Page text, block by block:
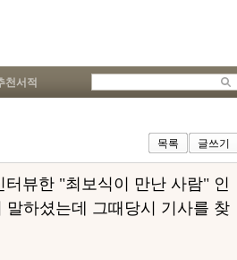
천서적
글쓰기
목록
뷰한 "최보식이 만난 사람" 인
하셨는데 그때당시 기사를 찾